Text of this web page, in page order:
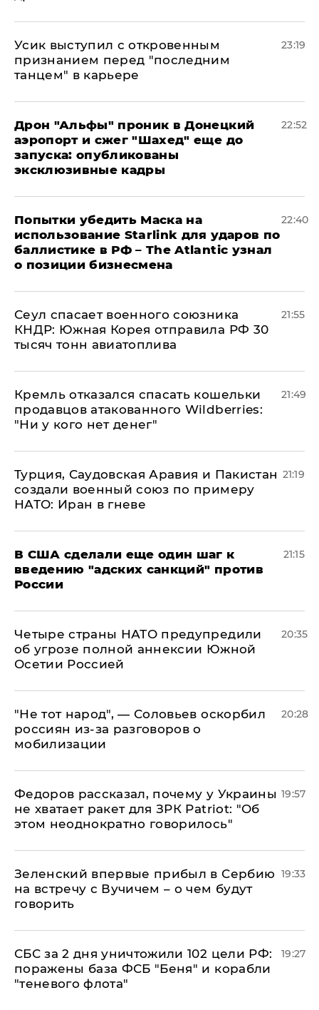
Усик выступил с откровенным
признанием перед "последним
танцем" в карьере
23:19
Дрон "Альфы" проник в Донецкий
аэропорт и сжег "Шахед" еще до
запуска: опубликованы
эксклюзивные кадры
22:52
Попытки убедить Маска на
использование Starlink для ударов по
баллистике в РФ – The Atlantic узнал
о позиции бизнесмена
22:40
​Сеул спасает военного союзника
КНДР: Южная Корея отправила РФ 30
тысяч тонн авиатоплива
21:55
Кремль отказался спасать кошельки
продавцов атакованного Wildberries:
"Ни у кого нет денег"
21:49
Турция, Саудовская Аравия и Пакистан
создали военный союз по примеру
НАТО: Иран в гневе
21:19
В США сделали еще один шаг к
введению "адских санкций" против
России
21:15
Четыре страны НАТО предупредили
об угрозе полной аннексии Южной
Осетии Россией
20:35
​"Не тот народ", — Соловьев оскорбил
россиян из-за разговоров о
мобилизации
20:28
Федоров рассказал, почему у Украины
не хватает ракет для ЗРК Patriot: "Об
этом неоднократно говорилось"
19:57
Зеленский впервые прибыл в Сербию
на встречу с Вучичем – о чем будут
говорить
19:33
СБС за 2 дня уничтожили 102 цели РФ:
поражены база ФСБ "Беня" и корабли
"теневого флота"
19:27